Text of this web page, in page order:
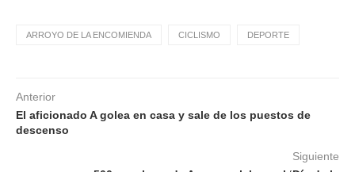
ARROYO DE LA ENCOMIENDA CICLISMO DEPORTE
Anterior
El aficionado A golea en casa y sale de los puestos de
descenso
Siguiente